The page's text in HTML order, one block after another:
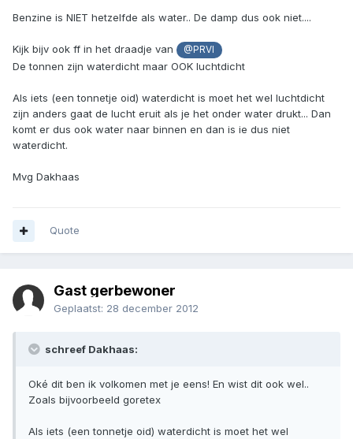
Benzine is NIET hetzelfde als water.. De damp dus ook niet....
Kijk bijv ook ff in het draadje van @PRVI
De tonnen zijn waterdicht maar OOK luchtdicht
Als iets (een tonnetje oid) waterdicht is moet het wel luchtdicht
zijn anders gaat de lucht eruit als je het onder water drukt... Dan
komt er dus ook water naar binnen en dan is ie dus niet
waterdicht.
Mvg Dakhaas
Quote
Gast gerbewoner
Geplaatst: 28 december 2012
schreef Dakhaas:
Oké dit ben ik volkomen met je eens! En wist dit ook wel..
Zoals bijvoorbeeld goretex
Als iets (een tonnetje oid) waterdicht is moet het wel